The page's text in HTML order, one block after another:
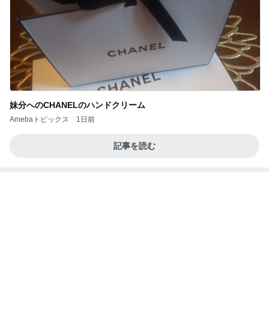
妹分へのCHANELのハンドクリーム
Amebaトピックス 1日前
記事を読む